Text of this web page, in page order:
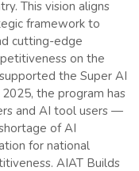
This vision aligns
framework to
cutting-edge
on the
the Super AI
the program has
and AI tool users —
of AI
for national
AIAT Builds